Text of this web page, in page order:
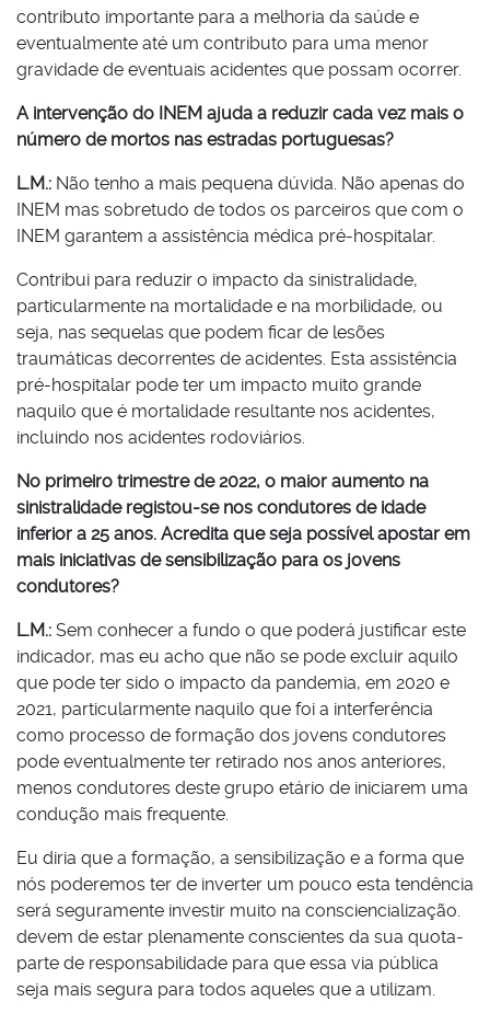
contributo importante para a melhoria da saúde e
eventualmente até um contributo para uma menor
gravidade de eventuais acidentes que possam ocorrer.
A intervenção do INEM ajuda a reduzir cada vez mais o
número de mortos nas estradas portuguesas?
L.M.: Não tenho a mais pequena dúvida. Não apenas do
INEM mas sobretudo de todos os parceiros que com o
INEM garantem a assistência médica pré-hospitalar.
Contribui para reduzir o impacto da sinistralidade,
particularmente na mortalidade e na morbilidade, ou
seja, nas sequelas que podem ficar de lesões
traumáticas decorrentes de acidentes. Esta assistência
pré-hospitalar pode ter um impacto muito grande
naquilo que é mortalidade resultante nos acidentes,
incluindo nos acidentes rodoviários.
No primeiro trimestre de 2022, o maior aumento na
sinistralidade registou-se nos condutores de idade
inferior a 25 anos. Acredita que seja possível apostar em
mais iniciativas de sensibilização para os jovens
condutores?
L.M.: Sem conhecer a fundo o que poderá justificar este
indicador, mas eu acho que não se pode excluir aquilo
que pode ter sido o impacto da pandemia, em 2020 e
2021, particularmente naquilo que foi a interferência
como processo de formação dos jovens condutores
pode eventualmente ter retirado nos anos anteriores,
menos condutores deste grupo etário de iniciarem uma
condução mais frequente.
Eu diria que a formação, a sensibilização e a forma que
nós poderemos ter de inverter um pouco esta tendência
será seguramente investir muito na consciencialização.
devem de estar plenamente conscientes da sua quota-
parte de responsabilidade para que essa via pública
seja mais segura para todos aqueles que a utilizam.